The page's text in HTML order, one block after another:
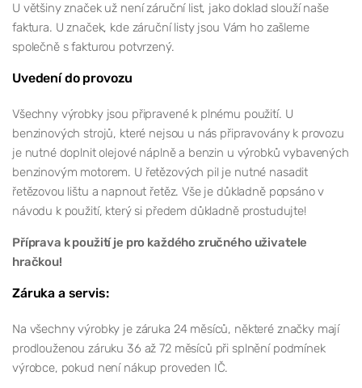
U většiny značek už není záruční list, jako doklad slouží naše
faktura. U značek, kde záruční listy jsou Vám ho zašleme
společně s fakturou potvrzený.
Uvedení do provozu
Všechny výrobky jsou připravené k plnému použití. U
benzinových strojů, které nejsou u nás připravovány k provozu
je nutné doplnit olejové náplně a benzin u výrobků vybavených
benzinovým motorem. U řetězových pil je nutné nasadit
řetězovou lištu a napnout řetěz. Vše je důkladně popsáno v
návodu k použití, který si předem důkladně prostudujte!
Příprava k použití je pro každého zručného uživatele
hračkou!
Záruka a servis:
Na všechny výrobky je záruka 24 měsíců, některé značky mají
prodlouženou záruku 36 až 72 měsíců při splnění podmínek
výrobce, pokud není nákup proveden IČ.